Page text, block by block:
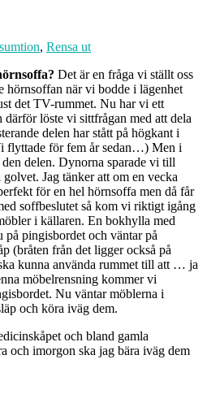
, Rensa ut
Det är en fråga vi ställt oss
hörnsoffan när vi bodde i lägenhet
det TV-rummet. Nu har vi ett
löste vi sittfrågan med att dela
delen har stått på högkant i
flyttade för fem år sedan…) Men i
delen. Dynorna sparade vi till
Jag tänker att om en vecka
för en hel hörnsoffa men då får
soffbeslutet så kom vi riktigt igång
i källaren. En bokhylla med
på pingisbordet och väntar på
(bråten från det ligger också på
kunna använda rummet till att … ja
möbelrensning kommer vi
Nu väntar möblerna i
och köra iväg dem.
och bland gamla
och imorgon ska jag bära iväg dem